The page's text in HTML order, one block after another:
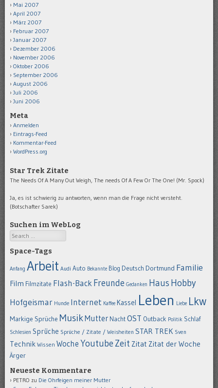
Mai 2007
April 2007
März 2007
Februar 2007
Januar 2007
Dezember 2006
November 2006
Oktober 2006
September 2006
August 2006
Juli 2006
Juni 2006
Meta
Anmelden
Eintrags-Feed
Kommentar-Feed
WordPress.org
Star Trek Zitate
The Needs Of A Many Out Weigh, The needs Of A Few Or The One! (Mr. Spock)
Ja, es ist schwierig zu antworten, wenn man die Frage nicht versteht.
(Botschafter Sarek)
Suchen im WebLog
Search
Space-Tags
Anfang Arbeit Audi Auto Bekannte Blog Deutsch Dortmund Familie
Film Filmzitate Flash-BackFreunde Gedanken Haus Hobby
Hofgeismar Hunde Internet Kaffee Kassel Leben Liebe Lkw
Markige Sprüche MusikMutter NachtOST Outback Politik Schlaf
Schlesien Sprüche Sprüche / Zitate / Weisheiten STAR TREK Sven
Technik Wissen Woche Youtube Zeit Zitat Zitat der Woche
Ärger
Neueste Kommentare
PETRO zu Die Ohrfeigen meiner Mutter